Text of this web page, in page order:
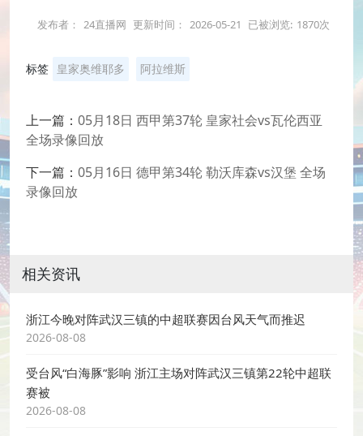
发布者： 24直播网 更新时间： 2026-05-21 已被浏览: 1870次
标签 皇家奥维耶多 阿拉维斯
上一篇： 05月18日 西甲第37轮 皇家社会vs瓦伦西亚
全场录像回放
下一篇： 05月16日 德甲第34轮 勒沃库森vs汉堡 全场
录像回放
相关资讯
浙江今晚对阵武汉三镇的中超联赛因台风天气而推迟
2026-08-08
受台风“白海豚”影响 浙江主场对阵武汉三镇第22轮中超联
赛被
2026-08-08